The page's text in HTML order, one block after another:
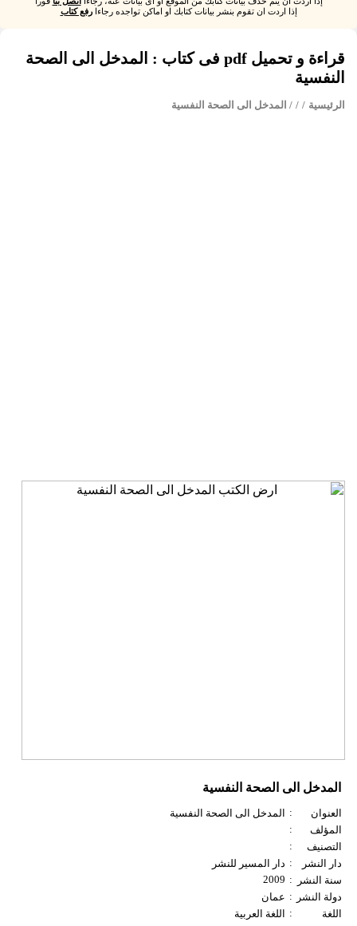
إذا اردت ان تقوم بنشر بيانات كتابك او اماكن تواجده رجاءارفع كتاب
قراءة و تحميل pdf فى كتاب : المدخل الى الصحة
النفسية
الرئيسية /
/ / المدخل الى الصحة النفسية
المدخل الى الصحة النفسية
العنوان :
المدخل الى الصحة النفسية
المؤلف
:
التصنيف
:
دار النشر
: دار المسير للنشر
سنة النشر
:
2009
دولة النشر
: عمان
اللغة
: اللغة العربية